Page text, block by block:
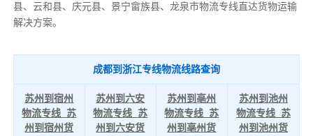
县、云和县、庆元县、景宁畲族县、龙泉市物流专线直达货物运输
解决方案。
成都到浙江专线物流线路查询
苏州到宿州
物流专线_苏
州到宿州货
苏州到六安
物流专线_苏
州到六安货
苏州到亳州
物流专线_苏
州到亳州货
苏州到池州
物流专线_苏
州到池州货